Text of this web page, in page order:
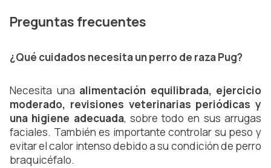
Preguntas frecuentes
¿Qué cuidados necesita un perro de raza Pug?
Necesita una alimentación equilibrada, ejercicio
moderado, revisiones veterinarias periódicas y
una higiene adecuada, sobre todo en sus arrugas
faciales. También es importante controlar su peso y
evitar el calor intenso debido a su condición de perro
braquicéfalo.